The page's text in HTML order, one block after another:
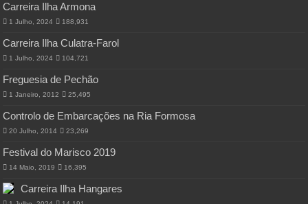
Carreira Ilha Armona
1 Julho, 2024 188,931
Carreira Ilha Culatra-Farol
1 Julho, 2024 104,721
Freguesia de Pechão
1 Janeiro, 2012 25,495
Controlo de Embarcações na Ria Formosa
20 Julho, 2014 23,269
Festival do Marisco 2019
14 Maio, 2019 16,395
Carreira Ilha Hangares